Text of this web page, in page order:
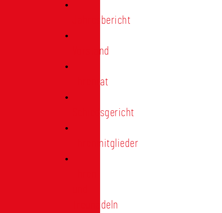
Jahresbericht
Vorstand
Ehrenrat
Schiedsgericht
Ehrenmitglieder
Treunadeln